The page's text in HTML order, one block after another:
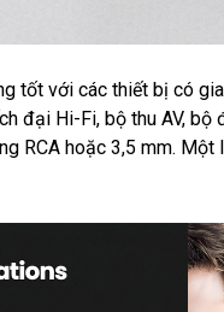
tốt với các thiết bị có
đại Hi-Fi, bộ thu AV,
RCA hoặc 3,5 mm.